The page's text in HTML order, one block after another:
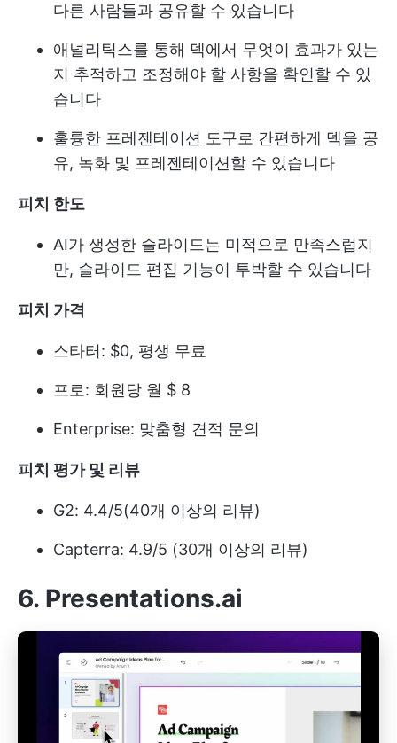
다른 사람들과 공유할 수 있습니다
애널리틱스를 통해 덱에서 무엇이 효과가 있는
지 추적하고 조정해야 할 사항을 확인할 수 있
습니다
훌륭한 프레젠테이션 도구로 간편하게 덱을 공
유, 녹화 및 프레젠테이션할 수 있습니다
피치 한도
AI가 생성한 슬라이드는 미적으로 만족스럽지
만, 슬라이드 편집 기능이 투박할 수 있습니다
피치 가격
스타터: $0, 평생 무료
프로: 회원당 월 $ 8
Enterprise: 맞춤형 견적 문의
피치 평가 및 리뷰
G2: 4.4/5(40개 이상의 리뷰)
Capterra: 4.9/5 (30개 이상의 리뷰)
6. Presentations.ai